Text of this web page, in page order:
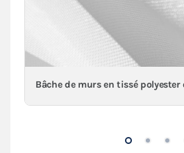
Bâche de murs en tissé polyester